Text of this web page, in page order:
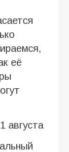
её
августа